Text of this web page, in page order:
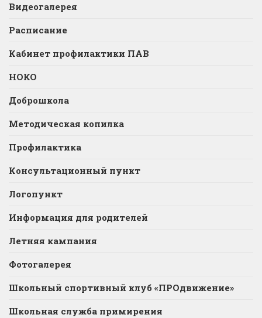
Видеогалерея
Расписание
Кабинет профилактики ПАВ
НОКО
Доброшкола
Методическая копилка
Профилактика
Консультационный пункт
Логопункт
Информация для родителей
Летняя кампания
Фотогалерея
Школьный спортивный клуб «ПРОдвижение»
Школьная служба примирения